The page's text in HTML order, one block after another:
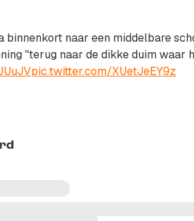
binnenkort naar een middelbare
"terug naar de dikke duim waar
pic.twitter.com/XUetJeEY9z